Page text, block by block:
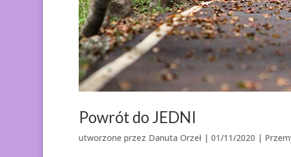
Powrót do JEDNI
utworzone przez Danuta Orzeł | 01/11/2020 |